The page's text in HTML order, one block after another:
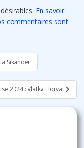
En savoir
commentaires sont
Sikander
2024 : Vlatka Horvat